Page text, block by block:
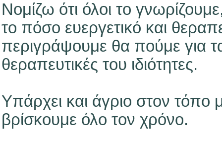
Νομίζω ότι όλοι το
το πόσο ευεργετικό και
περιγράψουμε θα πούμε για τα
θεραπευτικές του ιδιότητες.
Υπάρχει και άγριο στον
βρίσκουμε όλο τον χρόνο.